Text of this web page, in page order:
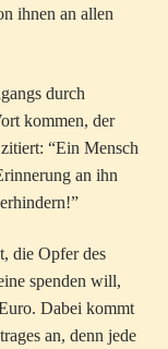
ihnen an allen
durch
kommen, der
“Ein Mensch
an ihn
die Opfer des
spenden will,
Dabei kommt
an, denn jede